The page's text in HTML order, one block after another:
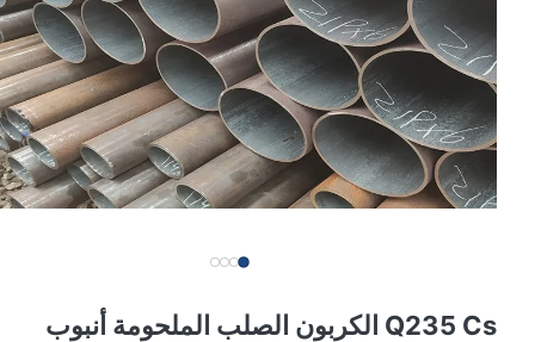
Q235 Cs الكربون الصلب الملحومة أنبوب